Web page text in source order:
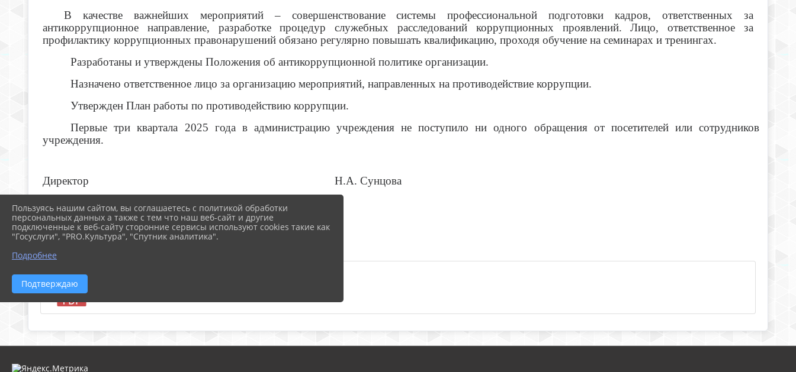
В качестве важнейших мероприятий – совершенствование системы профессиональной подготовки кадров, ответственных за
антикоррупционное направление, разработке процедур служебных расследований коррупционных проявлений. Лицо, ответственное за
профилактику коррупционных правонарушений обязано регулярно повышать квалификацию, проходя обучение на семинарах и тренингах.
Разработаны и утверждены Положения об антикоррупционной политике организации.
Назначено ответственное лицо за организацию мероприятий, направленных на противодействие коррупции.
Утвержден План работы по противодействию коррупции.
Первые три квартала 2025 года в администрацию учреждения не поступило ни одного обращения от посетителей или сотрудников
учреждения.
Директор Н.А. Сунцова
МКУК «Музей истории
и краеведения Нолинского района»
ФАЙЛЫ
Пользуясь нашим сайтом, вы соглашаетесь с политикой обработки
персональных данных а также с тем что наш веб-сайт и другие
подключенные к веб-сайту сторонние сервисы используют cookies такие как
"Госуслуги", "PRO.Культура", "Спутник аналитика".
Подробнее
Подтверждаю